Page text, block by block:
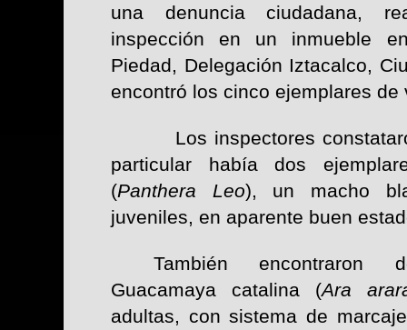
una denuncia ciudadana,
inspección en un inmueble
Piedad, Delegación Iztacalco,
encontró los cinco ejemplares de
Los inspectores
particular había dos
(Panthera Leo), un macho
juveniles, en aparente buen
También encontraron
Guacamaya catalina (Ara
adultas, con sistema de